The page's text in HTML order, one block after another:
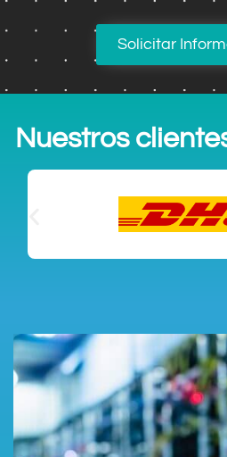
Solicitar
Nuestros